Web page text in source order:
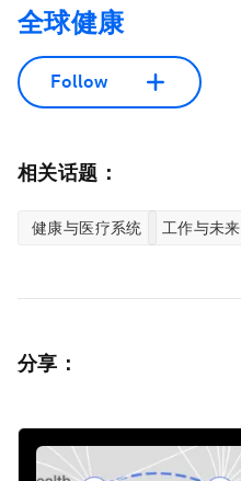
全球健康
Follow
相关话题：
健康与医疗系统 工作与未来
分享：